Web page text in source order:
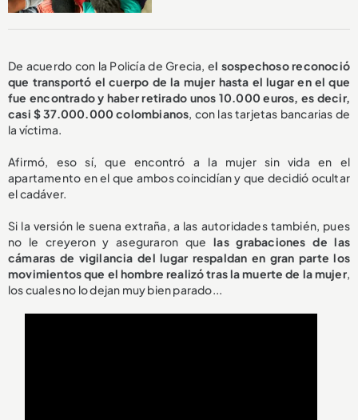
De acuerdo con la Policía de Grecia, el sospechoso reconoció
que transportó el cuerpo de la mujer hasta el lugar en el que
fue encontrado y haber retirado unos 10.000 euros, es decir,
casi $ 37.000.000 colombianos, con las tarjetas bancarias de
la víctima.
Afirmó, eso sí, que encontró a la mujer sin vida en el
apartamento en el que ambos coincidían y que decidió ocultar
el cadáver.
Si la versión le suena extraña, a las autoridades también, pues
no le creyeron y aseguraron quelas grabaciones de las
cámaras de vigilancia del lugar respaldan en gran parte los
movimientos que el hombre realizó tras la muerte de la mujer,
los cuales no lo dejan muy bien parado...